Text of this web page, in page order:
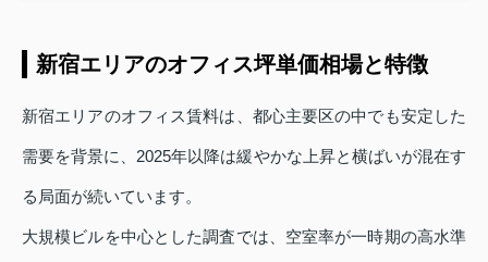
新宿エリアのオフィス坪単価相場と特徴
新宿エリアのオフィス賃料は、都心主要区の中でも安定した
需要を背景に、2025年以降は緩やかな上昇と横ばいが混在す
る局面が続いています。
大規模ビルを中心とした調査では、空室率が一時期の高水準